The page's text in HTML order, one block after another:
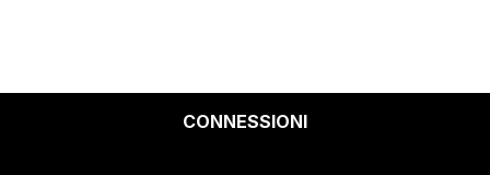
CONNESSIONI